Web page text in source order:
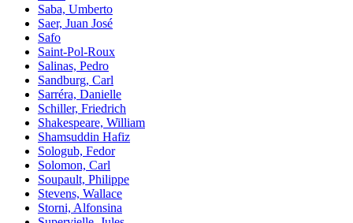
Saba, Umberto
Saer, Juan José
Safo
Saint-Pol-Roux
Salinas, Pedro
Sandburg, Carl
Sarréra, Danielle
Schiller, Friedrich
Shakespeare, William
Shamsuddin Hafiz
Sologub, Fedor
Solomon, Carl
Soupault, Philippe
Stevens, Wallace
Storni, Alfonsina